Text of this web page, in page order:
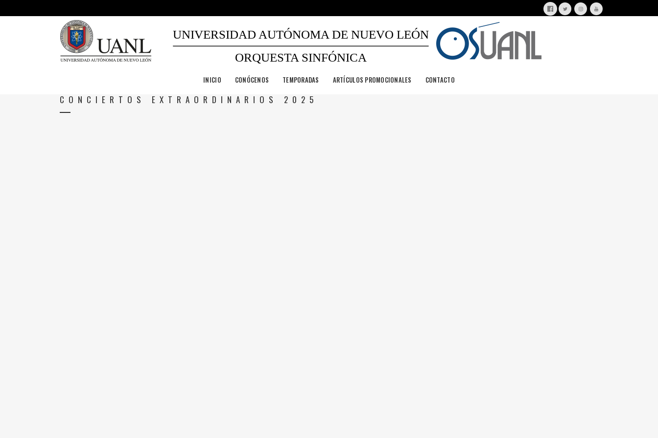
UNIVERSIDAD AUTÓNOMA DE NUEVO LEÓN
ORQUESTA SINFÓNICA
INICIO CONÓCENOS TEMPORADAS ARTÍCULOS PROMOCIONALES CONTACTO
CONCIERTOS EXTRAORDINARIOS 2025